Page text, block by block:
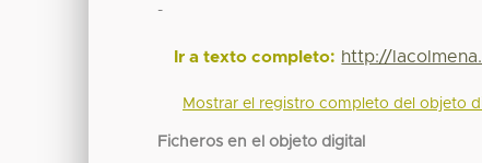
-
Ir a texto completo: http://
Mostrar el registro completo del objeto
Ficheros en el objeto digital